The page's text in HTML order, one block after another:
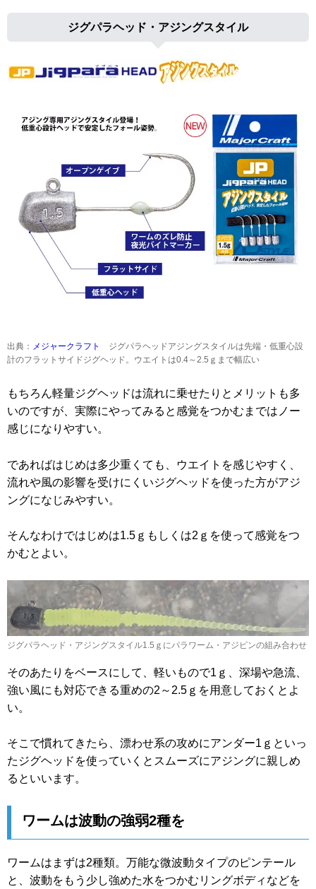
ジグパラヘッド・アジングスタイル
出典： メジャークラフト
ジグパラヘッドアジングスタイルは先端・低重心設
計のフラットサイドジグヘッド。ウエイトは0.4～2.5ｇまで幅広い
もちろん軽量ジグヘッドは流れに乗せたりとメリットも多
いのですが、実際にやってみると感覚をつかむまではノー
感じになりやすい。
であればはじめは多少重くても、ウエイトを感じやすく、
流れや風の影響を受けにくいジグヘッドを使った方がアジ
ングになじみやすい。
そんなわけではじめは1.5ｇもしくは2ｇを使って感覚をつ
かむとよい。
ジグパラヘッド・アジングスタイル1.5ｇにパラワーム・アジピンの組み合わせ
そのあたりをベースにして、軽いもので1ｇ、深場や急流、
強い風にも対応できる重めの2～2.5ｇを用意しておくとよ
い。
そこで慣れてきたら、漂わせ系の攻めにアンダー1ｇといっ
たジグヘッドを使っていくとスムーズにアジングに親しめ
るといいます。
ワームは波動の強弱2種を
ワームはまずは2種類。万能な微波動タイプのピンテール
と、波動をもう少し強めた水をつかむリングボディなどを